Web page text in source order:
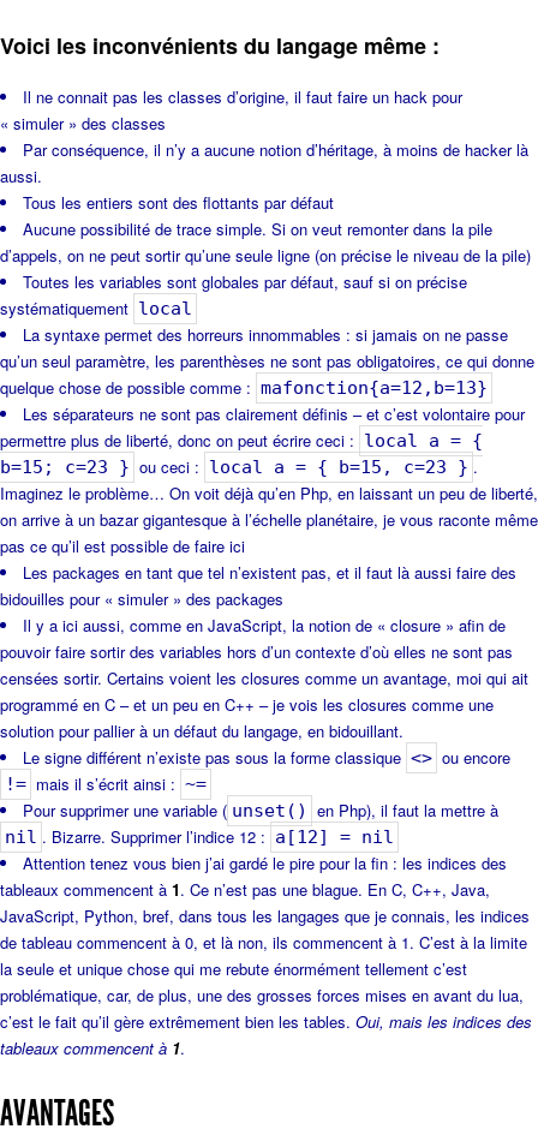
Voici les inconvénients du langage même :
Il ne connait pas les classes d’origine, il faut faire un hack pour
« simuler » des classes
Par conséquence, il n’y a aucune notion d’héritage, à moins de hacker là
aussi.
Tous les entiers sont des flottants par défaut
Aucune possibilité de trace simple. Si on veut remonter dans la pile
d’appels, on ne peut sortir qu’une seule ligne (on précise le niveau de la pile)
Toutes les variables sont globales par défaut, sauf si on précise
systématiquement local
La syntaxe permet des horreurs innommables : si jamais on ne passe
qu’un seul paramètre, les parenthèses ne sont pas obligatoires, ce qui donne
quelque chose de possible comme : mafonction{a=12,b=13}
Les séparateurs ne sont pas clairement définis – et c’est volontaire pour
permettre plus de liberté, donc on peut écrire ceci : local a = {
b=15; c=23 } ou ceci : local a = { b=15, c=23 } .
Imaginez le problème… On voit déjà qu’en Php, en laissant un peu de liberté,
on arrive à un bazar gigantesque à l’échelle planétaire, je vous raconte même
pas ce qu’il est possible de faire ici
Les packages en tant que tel n’existent pas, et il faut là aussi faire des
bidouilles pour « simuler » des packages
Il y a ici aussi, comme en JavaScript, la notion de « closure » afin de
pouvoir faire sortir des variables hors d’un contexte d’où elles ne sont pas
censées sortir. Certains voient les closures comme un avantage, moi qui ait
programmé en C – et un peu en C++ – je vois les closures comme une
solution pour pallier à un défaut du langage, en bidouillant.
Le signe différent n’existe pas sous la forme classique <> ou encore
!= mais il s’écrit ainsi : ~=
Pour supprimer une variable ( unset() en Php), il faut la mettre à
nil . Bizarre. Supprimer l’indice 12 : a[12] = nil
Attention tenez vous bien j’ai gardé le pire pour la fin : les indices des
tableaux commencent à 1. Ce n’est pas une blague. En C, C++, Java,
JavaScript, Python, bref, dans tous les langages que je connais, les indices
de tableau commencent à 0, et là non, ils commencent à 1. C’est à la limite
la seule et unique chose qui me rebute énormément tellement c’est
problématique, car, de plus, une des grosses forces mises en avant du lua,
c’est le fait qu’il gère extrêmement bien les tables. Oui, mais les indices des
tableaux commencent à 1.
AVANTAGES